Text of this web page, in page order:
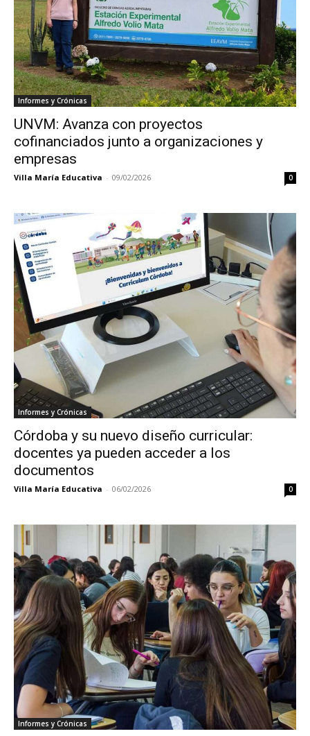
Informes y Crónicas
UNVM: Avanza con proyectos
cofinanciados junto a organizaciones y
empresas
Villa María Educativa - 09/02/2026 0
Informes y Crónicas
Córdoba y su nuevo diseño curricular:
docentes ya pueden acceder a los
documentos
Villa María Educativa - 06/02/2026 0
Informes y Crónicas